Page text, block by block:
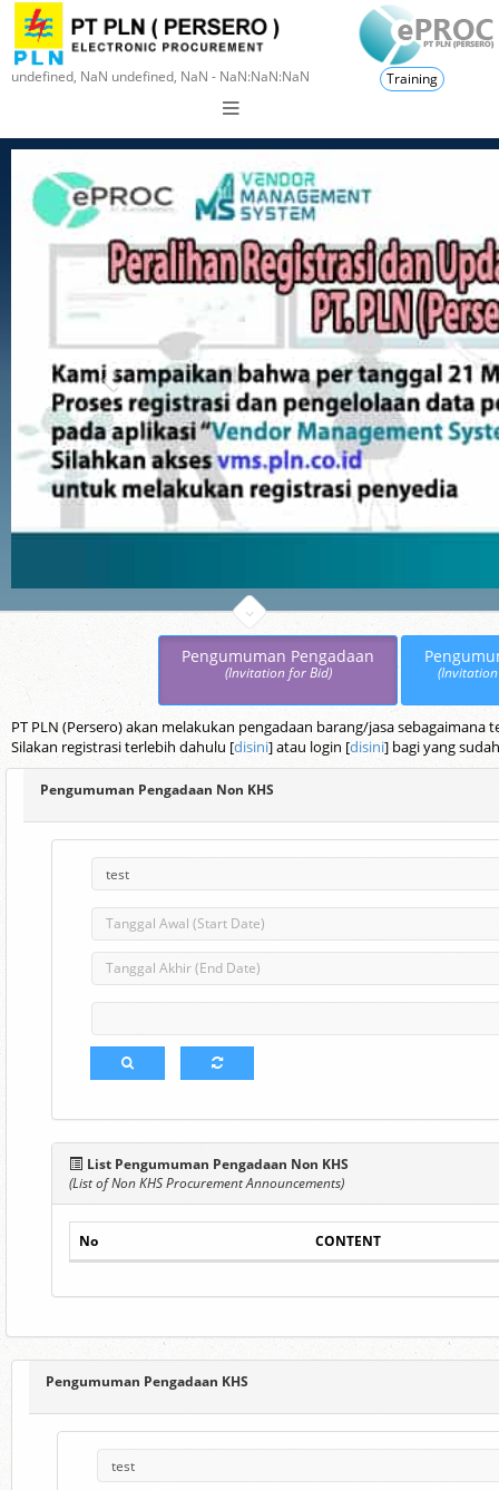
undefined, NaN undefined, NaN - NaN:NaN:NaN Training
Pengumuman Pengadaan
(Invitation for Bid)
PT PLN (Persero) akan melakukan pengadaan barang/jasa
Silakan registrasi terlebih dahulu [disini] atau login [disini] bagi yang
Pengumuman Pengadaan Non KHS
List Pengumuman Pengadaan Non KHS
(List of Non KHS Procurement Announcements)
No CONTENT
Pengumuman Pengadaan KHS